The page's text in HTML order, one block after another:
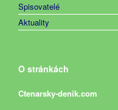
Spisovatelé
Aktuality
O stránkách
Ctenarsky-denik.com